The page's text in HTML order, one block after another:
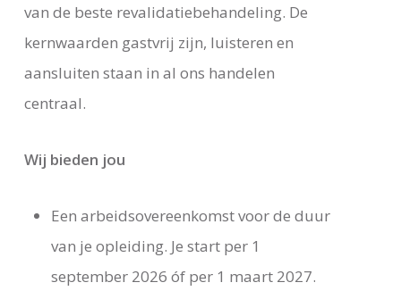
van de beste revalidatiebehandeling. De
kernwaarden gastvrij zijn, luisteren en
aansluiten staan in al ons handelen
centraal.
Wij bieden jou
Een arbeidsovereenkomst voor de duur
van je opleiding. Je start per 1
september 2026 óf per 1 maart 2027.